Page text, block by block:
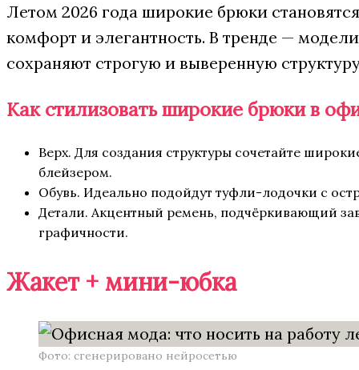
Летом 2026 года широкие брюки
комфорт и элегантность. В тренде —
сохраняют строгую и выверенную
Как стилизовать широкие брюки в
Верх. Для создания структуры сочетайте
блейзером.
Обувь. Идеально подойдут туфли-лодочки с
Детали. Акцентный ремень, подчёркивающий
графичности.
Жакет + мини-юбка
Фото: сгенерировано нейросетью